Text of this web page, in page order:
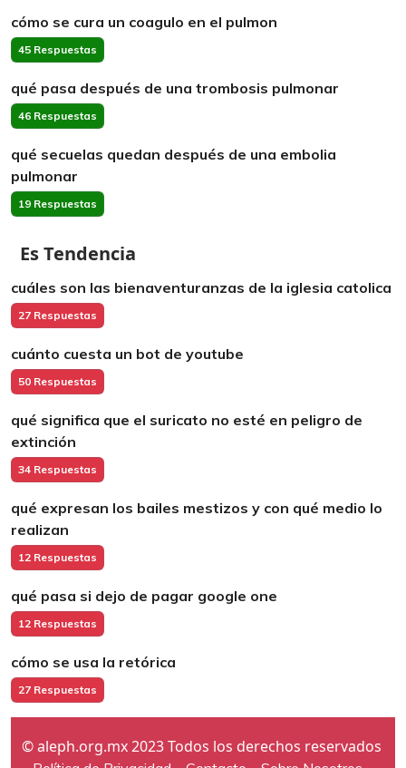
cómo se cura un coagulo en el pulmon
45 Respuestas
qué pasa después de una trombosis pulmonar
46 Respuestas
qué secuelas quedan después de una embolia
pulmonar
19 Respuestas
Es Tendencia
cuáles son las bienaventuranzas de la iglesia catolica
27 Respuestas
cuánto cuesta un bot de youtube
50 Respuestas
qué significa que el suricato no esté en peligro de
extinción
34 Respuestas
qué expresan los bailes mestizos y con qué medio lo
realizan
12 Respuestas
qué pasa si dejo de pagar google one
12 Respuestas
cómo se usa la retórica
27 Respuestas
© aleph.org.mx 2023 Todos los derechos reservados